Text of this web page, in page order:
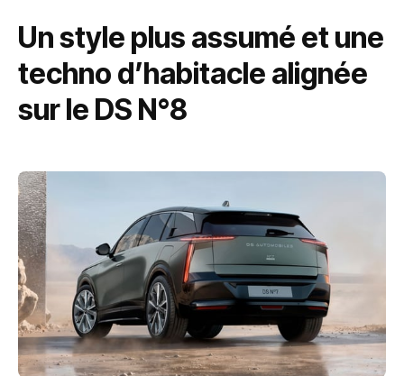
Un style plus assumé et une
techno d’habitacle alignée
sur le DS N°8